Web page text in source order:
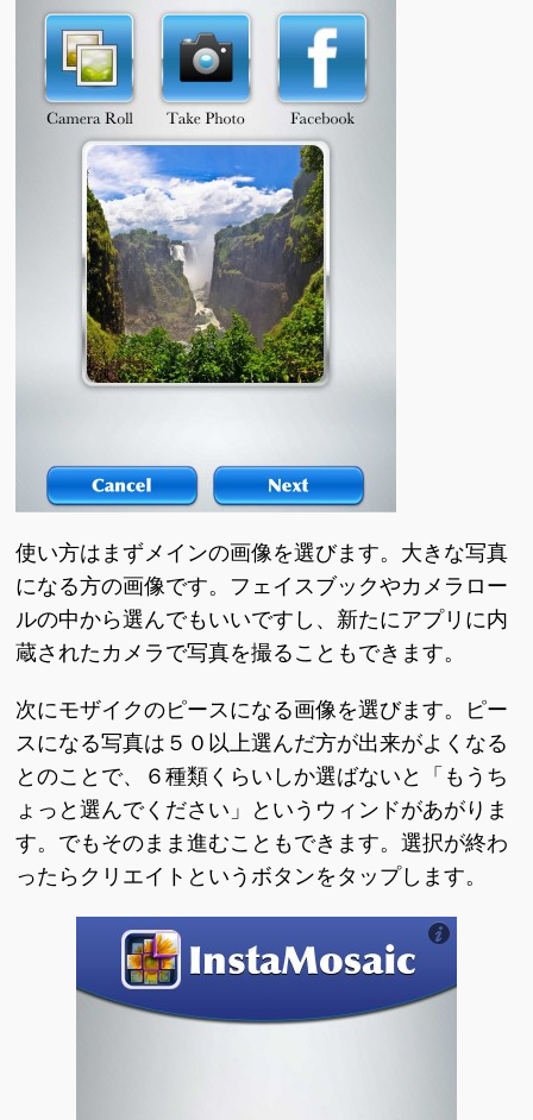
使い方はまずメインの画像を選びます。大きな写真
になる方の画像です。フェイスブックやカメラロー
ルの中から選んでもいいですし、新たにアプリに内
蔵されたカメラで写真を撮ることもできます。
次にモザイクのピースになる画像を選びます。ピー
スになる写真は５０以上選んだ方が出来がよくなる
とのことで、６種類くらいしか選ばないと「もうち
ょっと選んでください」というウィンドがあがりま
す。でもそのまま進むこともできます。選択が終わ
ったらクリエイトというボタンをタップします。